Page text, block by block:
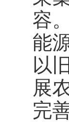
容
能
以
展
完